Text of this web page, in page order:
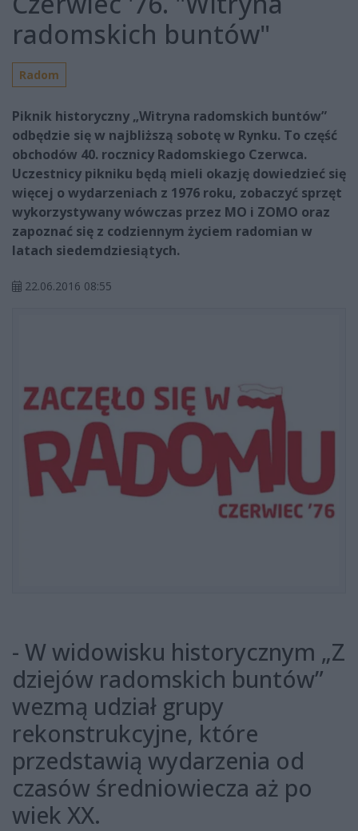
radomskich buntów"
Radom
Piknik historyczny „Witryna radomskich buntów”
odbędzie się w najbliższą sobotę w Rynku. To część
obchodów 40. rocznicy Radomskiego Czerwca.
Uczestnicy pikniku będą mieli okazję dowiedzieć się
więcej o wydarzeniach z 1976 roku, zobaczyć sprzęt
wykorzystywany wówczas przez MO i ZOMO oraz
zapoznać się z codziennym życiem radomian w
latach siedemdziesiątych.
22.06.2016 08:55
- W widowisku historycznym „Z
dziejów radomskich buntów”
wezmą udział grupy
rekonstrukcyjne, które
przedstawią wydarzenia od
czasów średniowiecza aż po
wiek XX.